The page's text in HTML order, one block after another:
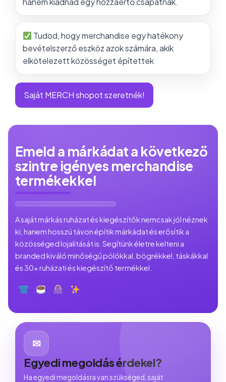
Tudod, hogy merchandise egy hatékony
bevételszerző eszköz azok számára, akik
elkötelezett közösséget építettek
Saját MERCH shopot szeretnék!
Emeld a márkádat a következő
szintre igényes merchandise
termékekkel
A saját márkás ruházat és kiegészítők nemcsak jól néznek
ki, hanem hosszú távon építik márkádat és erősítik a
közösséged lojalitását is. Segítünk életre kelteni a
branded kiváló minőségű pólókkal, bögrékkel, táskákkal
és 30+ ruházati és kiegészítő termékkel.
✉
Egyedi megoldás érdekel?
Ha egyedi megoldásra van szükséged, saját